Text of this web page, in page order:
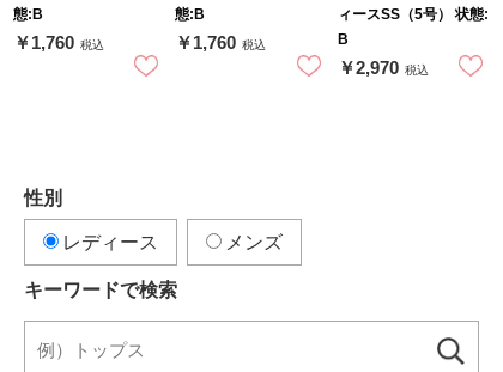
態:B
￥1,760 税込
態:B
￥1,760 税込
ィースSS（5号） 状態:
B
￥2,970 税込
性別
レディース メンズ
キーワードで検索